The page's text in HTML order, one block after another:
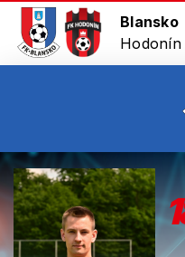
Blansko
Hodonín